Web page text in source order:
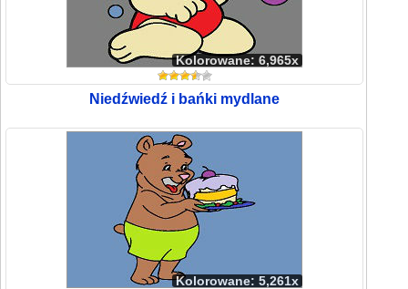
Kolorowane: 6,965x
Niedźwiedź i bańki mydlane
Kolorowane: 5,261x